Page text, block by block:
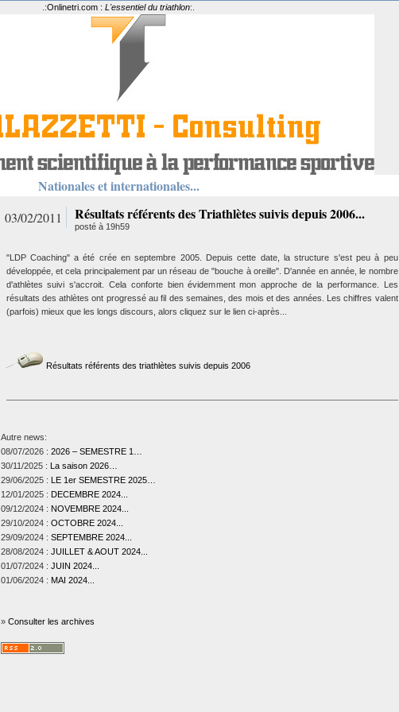
.:Onlinetri.com : L'essentiel du triathlon:.
Nationales et internationales...
03/02/2011 Résultats référents des Triathlètes suivis depuis 2006...
posté à 19h59
"LDP Coaching" a été crée en septembre 2005. Depuis cette date, la structure s'est peu à peu
développée, et cela principalement par un réseau de "bouche à oreille". D'année en année, le nombre
d'athlètes suivi s'accroit. Cela conforte bien évidemment mon approche de la performance. Les
résultats des athlètes ont progressé au fil des semaines, des mois et des années. Les chiffres valent
(parfois) mieux que les longs discours, alors cliquez sur le lien ci-après...
Résultats référents des triathlètes suivis depuis 2006
Autre news:
08/07/2026 : 2026 – SEMESTRE 1…
30/11/2025 : La saison 2026…
29/06/2025 : LE 1er SEMESTRE 2025…
12/01/2025 : DECEMBRE 2024...
09/12/2024 : NOVEMBRE 2024...
29/10/2024 : OCTOBRE 2024...
29/09/2024 : SEPTEMBRE 2024...
28/08/2024 : JUILLET & AOUT 2024...
01/07/2024 : JUIN 2024...
01/06/2024 : MAI 2024...
» Consulter les archives